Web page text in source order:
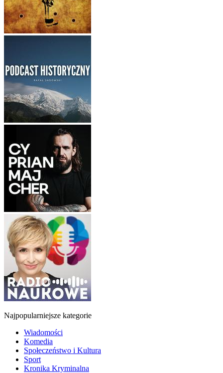
Najpopularniejsze kategorie
Wiadomości
Komedia
Społeczeństwo i Kultura
Sport
Kronika Kryminalna